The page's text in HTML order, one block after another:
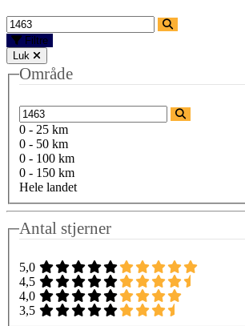
Filtre
Luk
Område
0 - 25 km
0 - 50 km
0 - 100 km
0 - 150 km
Hele landet
Antal stjerner
5,0
4,5
4,0
3,5